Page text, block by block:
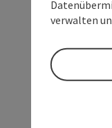
verwalten